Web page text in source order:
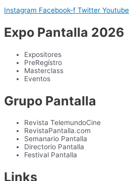
Instagram Facebook-f Twitter Youtube
Expo Pantalla 2026
Expositores
PreRegístro
Masterclass
Eventos
Grupo Pantalla
Revista TelemundoCine
RevistaPantalla.com
Semanario Pantalla
Directorio Pantalla
Festival Pantalla
Links